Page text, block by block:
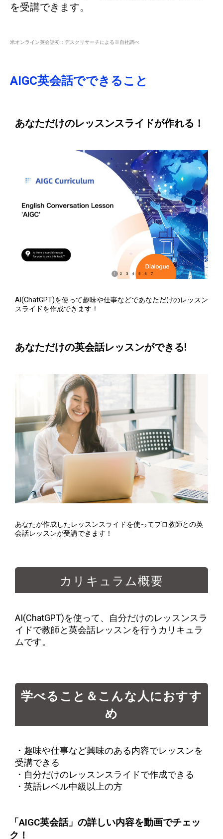
を受講できます。
米オンライン英会話初：デスクリサーチによる※自社調べ
AIGC英会話でできること
あなただけのレッスンスライドが作れる！
AI(ChatGPT)を使って趣味や仕事などであなただけのレッスン
スライドを作成できます！
あなただけの英会話レッスンができる!
あなたが作成したレッスンスライドを使ってプロ教師との英
会話レッスンが受講できます！
カリキュラム概要
AI(ChatGPT)を使って、自分だけのレッスンスラ
イドで教師と英会話レッスンを行うカリキュラ
ムです。
学べること＆こんな人におすす
め
・趣味や仕事など興味のある内容でレッスンを
受講できる
・自分だけのレッスンスライドで作成できる
・英語レベル中級以上の方
「AIGC英会話」の詳しい内容を動画でチェッ
ク！